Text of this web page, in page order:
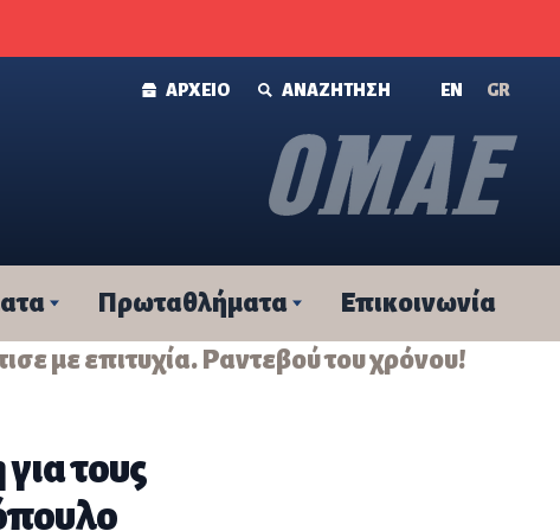
ΑΡΧΕΙΟ ΑΝΑΖΗΤΗΣΗ ΕΝ GR
Πρωταθλήματα
Επικοινωνία
με επιτυχία. Ραντεβού του χρόνου!
τους